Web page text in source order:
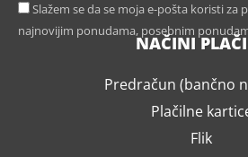
Slažem se da se moja e-pošta koristi za
najnovijim ponudama, posebnim
NAČINI
Predračun (bančno
Plačilne
Flik